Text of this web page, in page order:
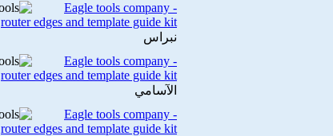
Eagle tools company -
router edges and template guide kit
نبراس
Eagle tools company -
router edges and template guide kit
الآسامي
Eagle tools company -
router edges and template guide kit